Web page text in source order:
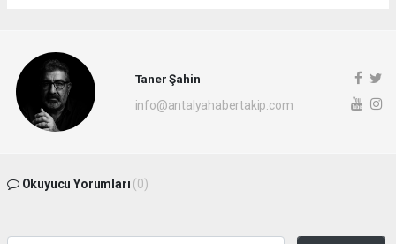
Taner Şahin
info@antalyahabertakip.com
Okuyucu Yorumları (0)